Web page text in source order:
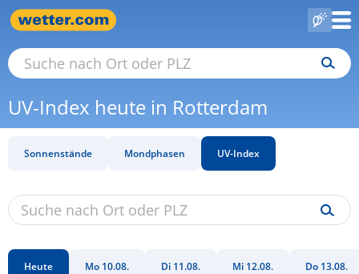
UV-Index heute in Rotterdam
Sonnenstände Mondphasen UV-Index
Heute Mo 10.08. Di 11.08. Mi 12.08. Do 13.08.